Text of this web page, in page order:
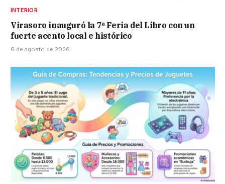
INTERIOR
Virasoro inauguró la 7ª Feria del Libro con un
fuerte acento local e histórico
6 de agosto de 2026